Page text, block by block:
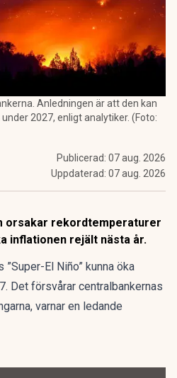
Anledningen är att den kan
2027, enligt analytiker. (Foto:
Publicerad: 07 aug. 2026
Uppdaterad: 07 aug. 2026
orsakar rekordtemperaturer
inflationen rejält nästa år.
El Niño” kunna öka
Det försvårar centralbankernas
varnar en ledande